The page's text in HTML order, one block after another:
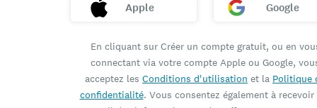
Apple Google
En cliquant sur Créer un compte gratuit, ou en
connectant via votre compte Apple ou Google,
acceptez les Conditions d'utilisation et la Politique
confidentialité. Vous consentez également à recevoir